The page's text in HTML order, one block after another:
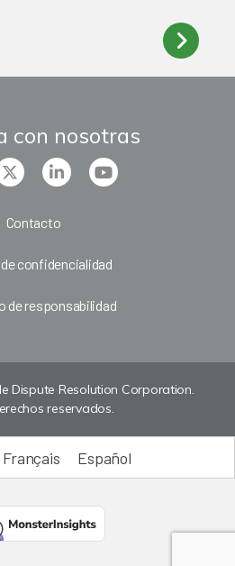
con nosotras
Contacto
confidencialidad
de responsabilidad
Dispute Resolution Corporation.
reservados.
Français Español